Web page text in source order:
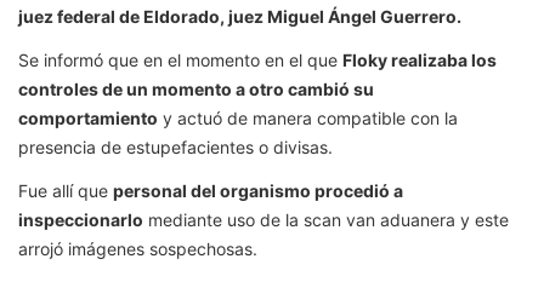
juez federal de Eldorado, juez Miguel Ángel Guerrero.
Se informó que en el momento en el que Floky realizaba los
controles de un momento a otro cambió su
comportamiento y actuó de manera compatible con la
presencia de estupefacientes o divisas.
Fue allí que personal del organismo procedió a
inspeccionarlo mediante uso de la scan van aduanera y este
arrojó imágenes sospechosas.